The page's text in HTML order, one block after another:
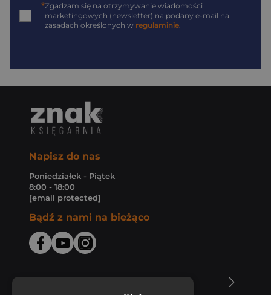
*Zgadzam się na otrzymywanie wiadomości
marketingowych (newsletter) na podany e-mail na
zasadach określonych w regulaminie.
Napisz do nas
Poniedziałek - Piątek
8:00 - 18:00
[email protected]
Bądź z nami na bieżąco